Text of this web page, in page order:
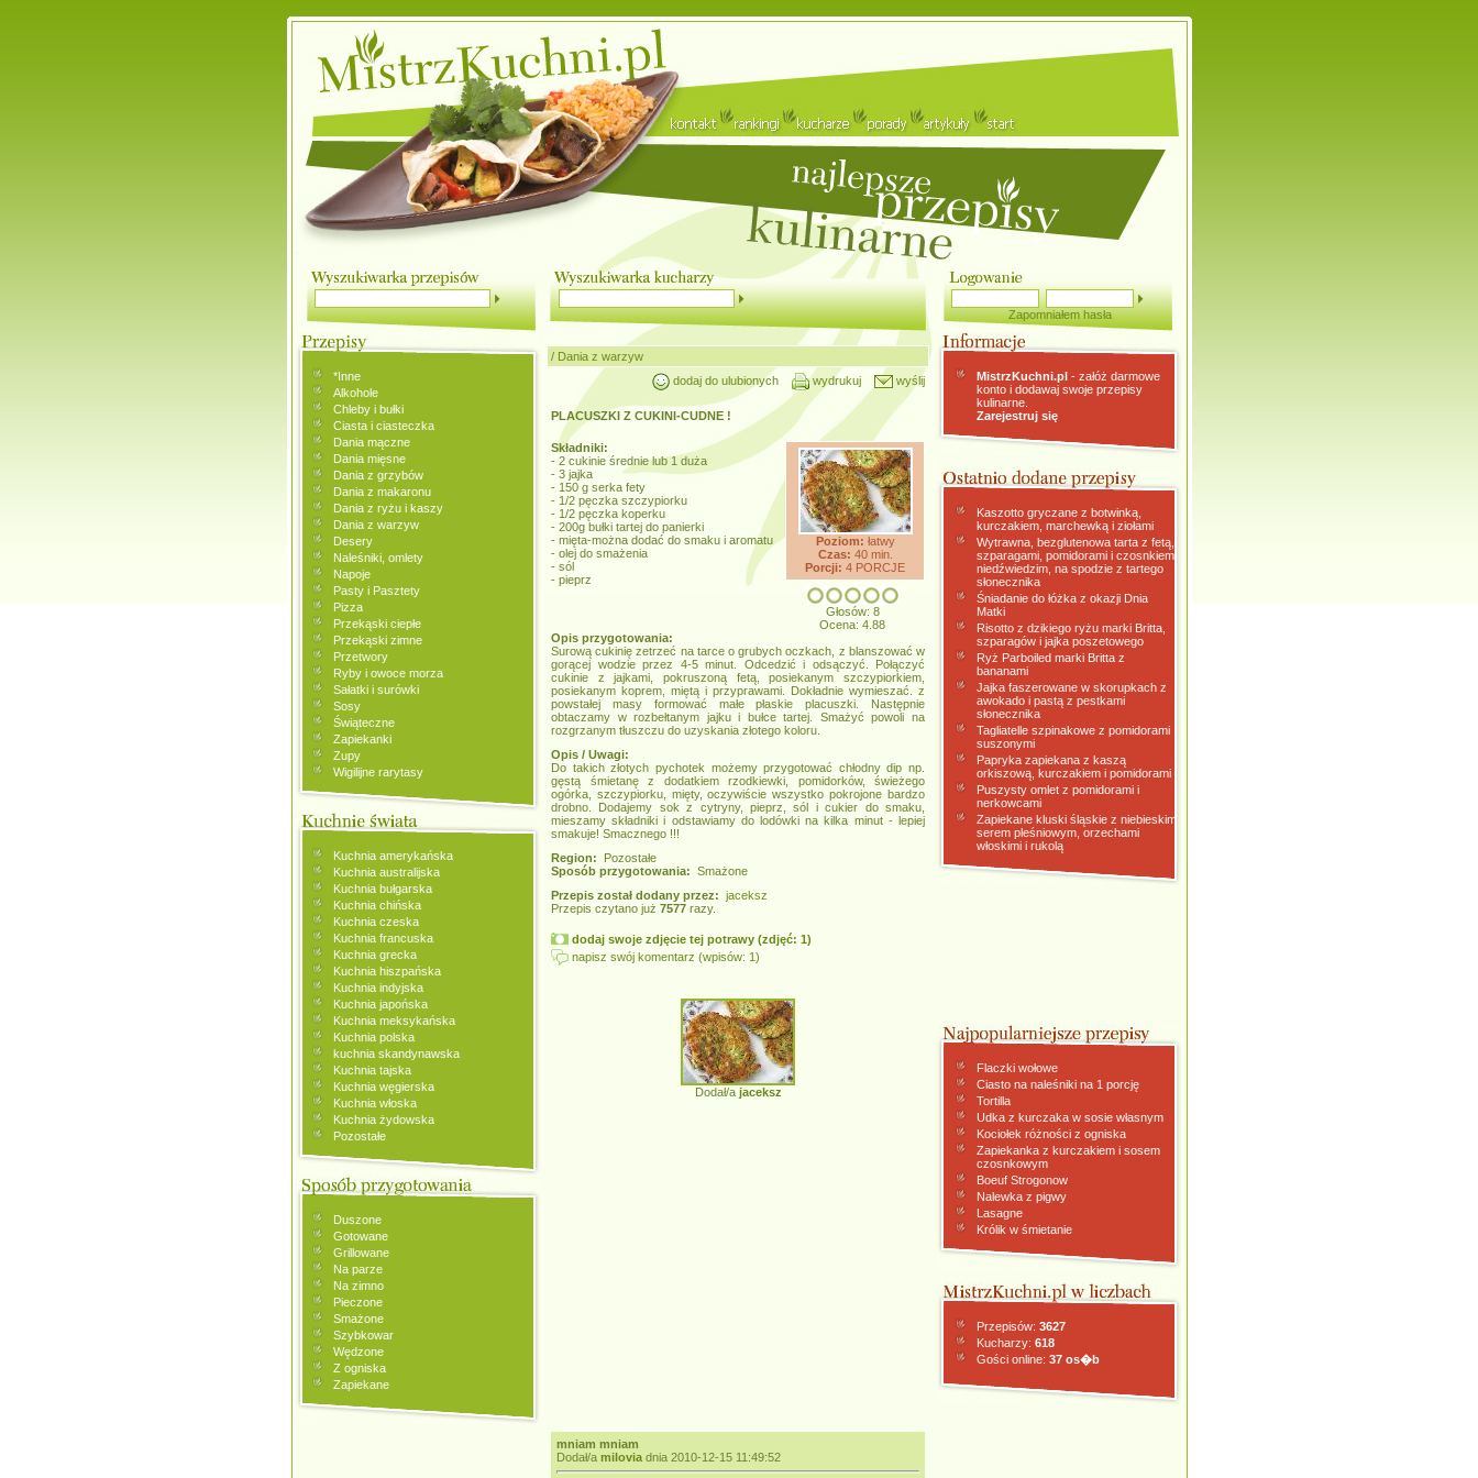
Zapomniałem hasła
*Inne
Alkohole
Chleby i bułki
Ciasta i ciasteczka
Dania mączne
Dania mięsne
Dania z grzybów
Dania z makaronu
Dania z ryżu i kaszy
Dania z warzyw
Desery
Naleśniki, omlety
Napoje
Pasty i Pasztety
Pizza
Przekąski ciepłe
Przekąski zimne
Przetwory
Ryby i owoce morza
Sałatki i surówki
Sosy
Świąteczne
Zapiekanki
Zupy
Wigilijne rarytasy
Kuchnia amerykańska
Kuchnia australijska
Kuchnia bułgarska
Kuchnia chińska
Kuchnia czeska
Kuchnia francuska
Kuchnia grecka
Kuchnia hiszpańska
Kuchnia indyjska
Kuchnia japońska
Kuchnia meksykańska
Kuchnia polska
kuchnia skandynawska
Kuchnia tajska
Kuchnia węgierska
Kuchnia włoska
Kuchnia żydowska
Pozostałe
Duszone
Gotowane
Grillowane
Na parze
Na zimno
Pieczone
Smażone
Szybkowar
Wędzone
Z ogniska
Zapiekane
/ Dania z warzyw
dodaj do ulubionych
wydrukuj wyślij
PLACUSZKI Z CUKINI-CUDNE !
Poziom: łatwy
Czas: 40 min.
Porcji: 4 PORCJE
Głosów: 8
Ocena: 4.88
Składniki:
- 2 cukinie średnie lub 1 duża
- 3 jajka
- 150 g serka fety
- 1/2 pęczka szczypiorku
- 1/2 pęczka koperku
- 200g bułki tartej do panierki
- mięta-można dodać do smaku i aromatu
- olej do smażenia
- sól
- pieprz
Opis przygotowania:
Surową cukinię zetrzeć na tarce o grubych oczkach, z blanszować w
gorącej wodzie przez 4-5 minut. Odcedzić i odsączyć. Połączyć
cukinie z jajkami, pokruszoną fetą, posiekanym szczypiorkiem,
posiekanym koprem, miętą i przyprawami. Dokładnie wymieszać. z
powstałej masy formować małe płaskie placuszki. Następnie
obtaczamy w rozbełtanym jajku i bułce tartej. Smażyć powoli na
rozgrzanym tłuszczu do uzyskania złotego koloru.
Opis / Uwagi:
Do takich złotych pychotek możemy przygotować chłodny dip np.
gęstą śmietanę z dodatkiem rzodkiewki, pomidorków, świeżego
ogórka, szczypiorku, mięty, oczywiście wszystko pokrojone bardzo
drobno. Dodajemy sok z cytryny, pieprz, sól i cukier do smaku,
mieszamy składniki i odstawiamy do lodówki na kilka minut - lepiej
smakuje! Smacznego !!!
Region: Pozostałe
Sposób przygotowania: Smażone
Przepis został dodany przez: jaceksz
Przepis czytano już 7577 razy.
dodaj swoje zdjęcie tej potrawy (zdjęć: 1)
napisz swój komentarz (wpisów: 1)
Dodał/a jaceksz
mniam mniam
Dodał/a milovia dnia 2010-12-15 11:49:52
MistrzKuchni.pl- załóż darmowe
konto i dodawaj swoje przepisy
kulinarne.
Zarejestruj się
Kaszotto gryczane z botwinką,
kurczakiem, marchewką i ziołami
Wytrawna, bezglutenowa tarta z fetą,
szparagami, pomidorami i czosnkiem
niedźwiedzim, na spodzie z tartego
słonecznika
Śniadanie do łóżka z okazji Dnia
Matki
Risotto z dzikiego ryżu marki Britta,
szparagów i jajka poszetowego
Ryż Parboiled marki Britta z
bananami
Jajka faszerowane w skorupkach z
awokado i pastą z pestkami
słonecznika
Tagliatelle szpinakowe z pomidorami
suszonymi
Papryka zapiekana z kaszą
orkiszową, kurczakiem i pomidorami
Puszysty omlet z pomidorami i
nerkowcami
Zapiekane kluski śląskie z niebieskim
serem pleśniowym, orzechami
włoskimi i rukolą
Flaczki wołowe
Ciasto na naleśniki na 1 porcję
Tortilla
Udka z kurczaka w sosie własnym
Kociołek różności z ogniska
Zapiekanka z kurczakiem i sosem
czosnkowym
Boeuf Strogonow
Nalewka z pigwy
Lasagne
Królik w śmietanie
Przepisów: 3627
Kucharzy: 618
Gości online: 37 os�b